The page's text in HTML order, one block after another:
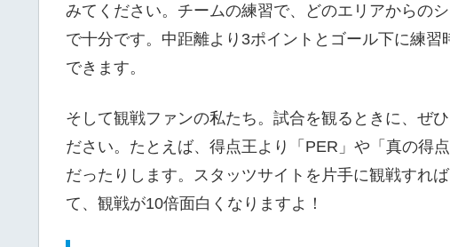
みてください。チームの練習で、どのエリアからの
で十分です。中距離より3ポイントとゴール下に練
できます。
そして観戦ファンの私たち。試合を観るときに、ぜ
ださい。たとえば、得点王より「PER」や「真の得
だったりします。スタッツサイトを片手に観戦すれ
て、観戦が10倍面白くなりますよ！